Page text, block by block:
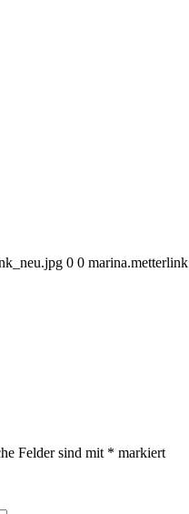
0 0 marina.metterlink
Felder sind mit * markiert